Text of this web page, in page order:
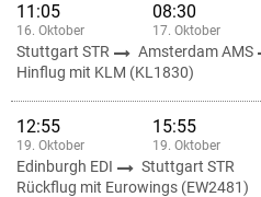
11:05
16. Oktober
08:30
17. Oktober
Stuttgart STR Amsterdam AMS
Hinflug mit KLM (KL1830)
12:55
19. Oktober
15:55
19. Oktober
Edinburgh EDI
Stuttgart STR
Rückflug mit Eurowings (EW2481)